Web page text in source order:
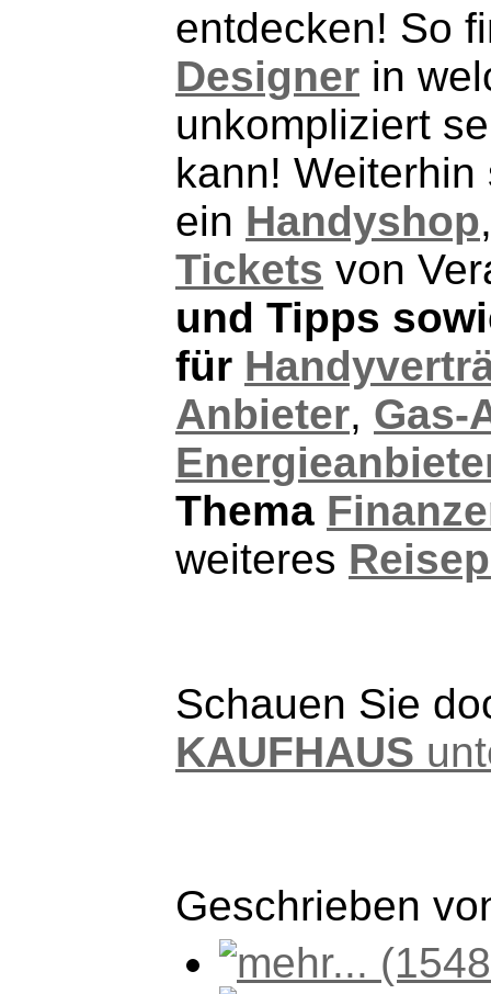
entdecken! So
Designer in
unkompliziert
kann!
ein Handyshop
Tickets von
und Tipps
für
Anbieter, Gas-
Thema
weiteres
Schauen Sie
KAUFHAUS
Geschrieben